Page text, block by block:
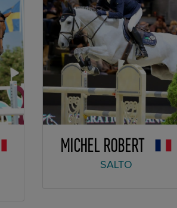
MICHEL ROBERT
SALTO